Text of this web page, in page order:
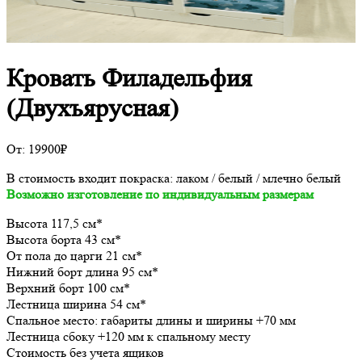
Кровать Филадельфия
(Двухъярусная)
От: 19900₽
В стоимость входит покраска: лаком / белый / млечно белый
Возможно изготовление по индивидуальным размерам
Высота 117,5 см*
Высота борта 43 см*
От пола до царги 21 см*
Нижний борт длина 95 см*
Верхний борт 100 см*
Лестница ширина 54 см*
Спальное место: габариты длины и ширины +70 мм
Лестница сбоку +120 мм к спальному месту
Стоимость без учета ящиков